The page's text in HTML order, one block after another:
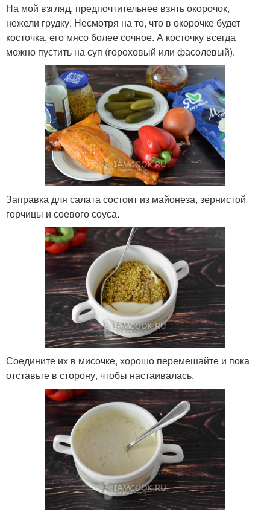
На мой взгляд, предпочтительнее взять окорочок,
нежели грудку. Несмотря на то, что в окорочке будет
косточка, его мясо более сочное. А косточку всегда
можно пустить на суп (гороховый или фасолевый).
Заправка для салата состоит из майонеза, зернистой
горчицы и соевого соуса.
Соедините их в мисочке, хорошо перемешайте и пока
отставьте в сторону, чтобы настаивалась.